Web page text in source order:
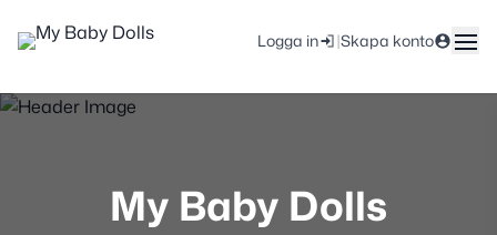
Logga in |Skapa konto
My Baby Dolls